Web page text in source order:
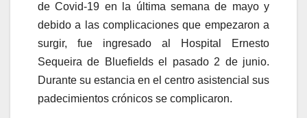
de Covid-19 en la última semana de mayo y
debido a las complicaciones que empezaron a
surgir, fue ingresado al Hospital Ernesto
Sequeira de Bluefields el pasado 2 de junio.
Durante su estancia en el centro asistencial sus
padecimientos crónicos se complicaron.